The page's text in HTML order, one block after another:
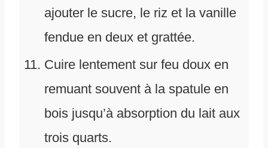
ajouter le sucre, le riz et la vanille
fendue en deux et grattée.
Cuire lentement sur feu doux en
remuant souvent à la spatule en
bois jusqu’à absorption du lait aux
trois quarts.